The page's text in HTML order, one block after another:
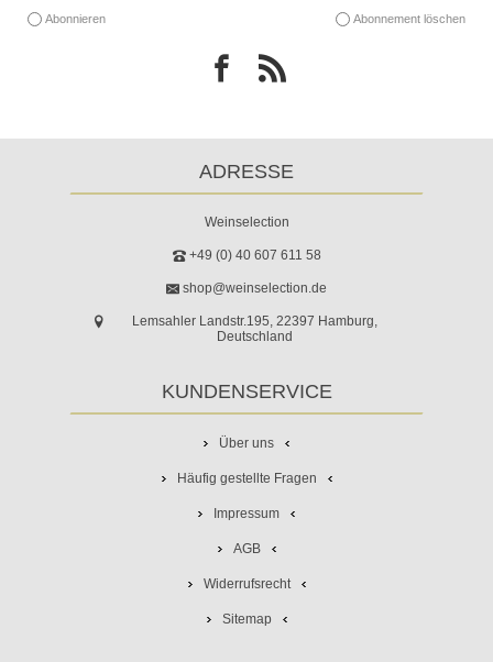
Abonnieren Abonnement löschen
ADRESSE
Weinselection
+49 (0) 40 607 611 58
shop@weinselection.de
Lemsahler Landstr.195, 22397 Hamburg,
Deutschland
KUNDENSERVICE
Über uns
Häufig gestellte Fragen
Impressum
AGB
Widerrufsrecht
Sitemap